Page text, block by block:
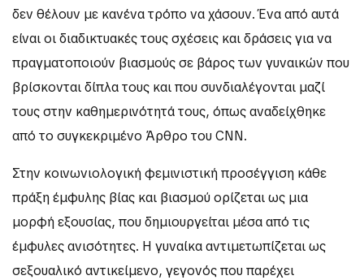
δεν θέλουν με κανένα τρόπο να χάσουν. Ένα από αυτά
είναι οι διαδικτυακές τους σχέσεις και δράσεις για να
πραγματοποιούν βιασμούς σε βάρος των γυναικών που
βρίσκονται δίπλα τους και που συνδιαλέγονται μαζί
τους στην καθημερινότητά τους, όπως αναδείχθηκε
από το συγκεκριμένο Άρθρο του CNN.
Στην κοινωνιολογική φεμινιστική προσέγγιση κάθε
πράξη έμφυλης βίας και βιασμού ορίζεται ως μια
μορφή εξουσίας, που δημιουργείται μέσα από τις
έμφυλες ανισότητες. Η γυναίκα αντιμετωπίζεται ως
σεξουαλικό αντικείμενο, γεγονός που παρέχει